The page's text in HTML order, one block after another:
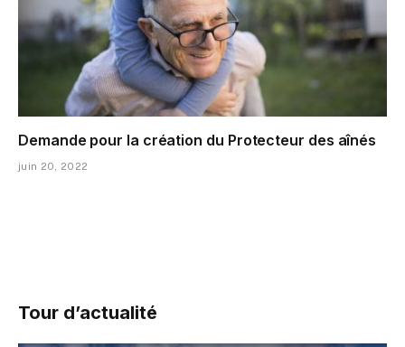
Demande pour la création du Protecteur des aînés
juin 20, 2022
Tour d’actualité